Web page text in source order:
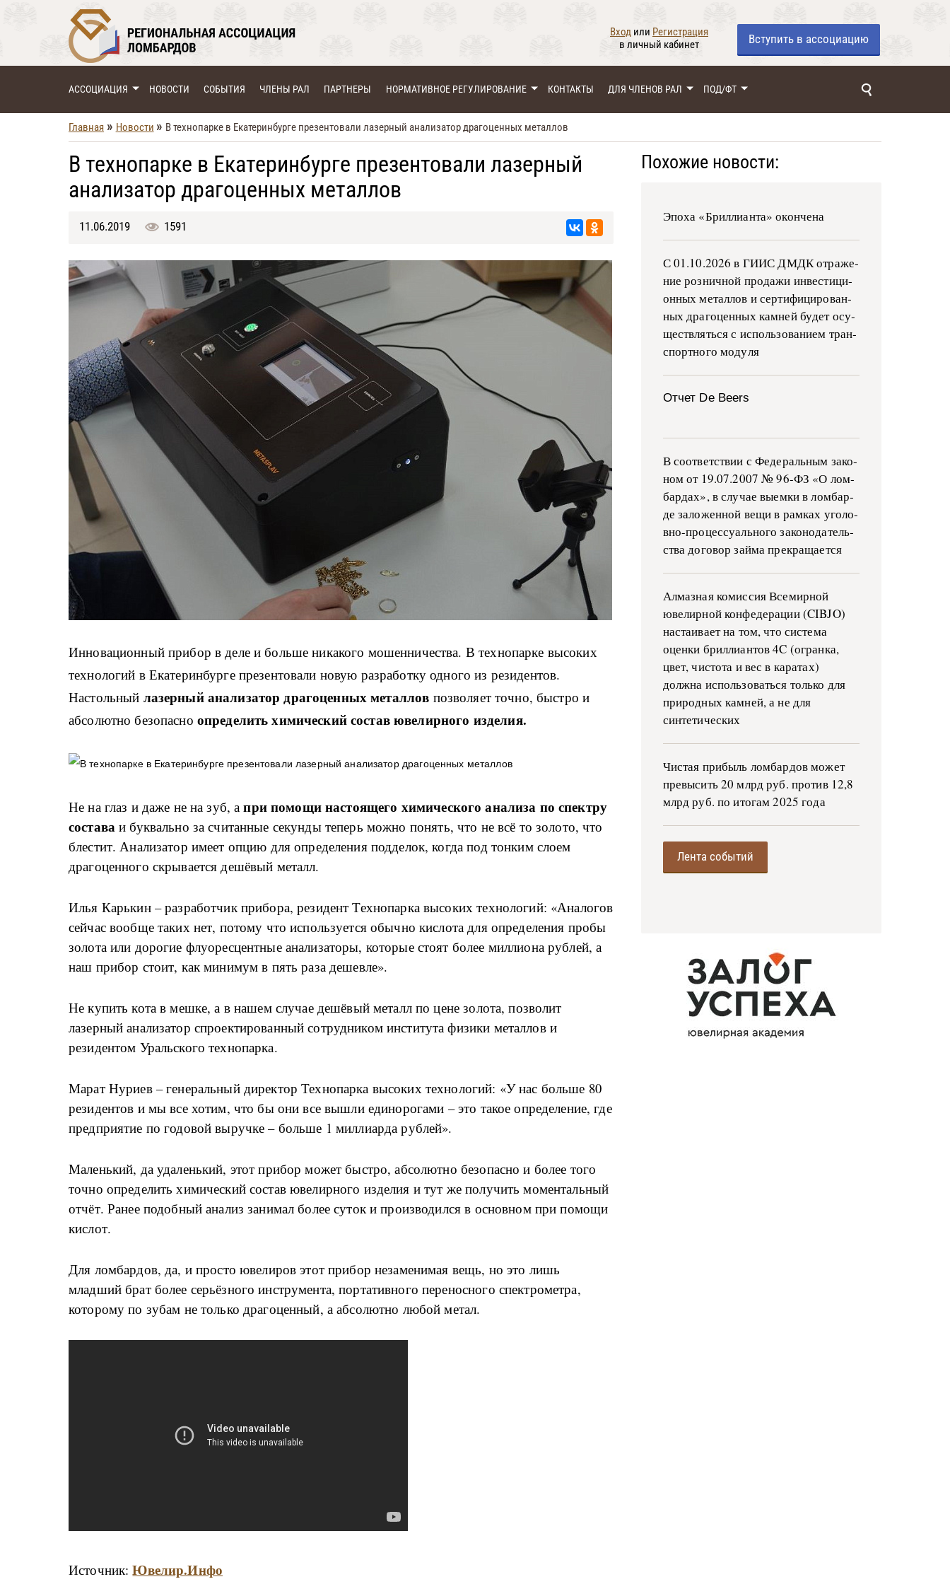
Вход или Регистрация
в личный кабинет
Вступить в ассоциацию
АССОЦИАЦИЯ НОВОСТИ СОБЫТИЯ ЧЛЕНЫ РАЛ ПАРТНЕРЫ НОРМАТИВНОЕ РЕГУЛИРОВАНИЕ КОНТАКТЫ ДЛЯ ЧЛЕНОВ РАЛ ПОД/ФТ
Главная » Новости » В технопарке в Екатеринбурге презентовали лазерный анализатор драгоценных металлов
В технопарке в Екатеринбурге презентовали лазерный
анализатор драгоценных металлов
11.06.2019 1591
Инновационный прибор в деле и больше никакого мошенничества. В технопарке высоких
технологий в Екатеринбурге презентовали новую разработку одного из резидентов.
Настольный лазерный анализатор драгоценных металлов позволяет точно, быстро и
абсолютно безопасно определить химический состав ювелирного изделия.
Не на глаз и даже не на зуб, апри помощи настоящего химического анализа по спектру
состава и буквально за считанные секунды теперь можно понять, что не всё то золото, что
блестит. Анализатор имеет опцию для определения подделок, когда под тонким слоем
драгоценного скрывается дешёвый металл.
Илья Карькин – разработчик прибора, резидент Технопарка высоких технологий: «Аналогов
сейчас вообще таких нет, потому что используется обычно кислота для определения пробы
золота или дорогие флуоресцентные анализаторы, которые стоят более миллиона рублей, а
наш прибор стоит, как минимум в пять раза дешевле».
Не купить кота в мешке, а в нашем случае дешёвый металл по цене золота, позволит
лазерный анализатор спроектированный сотрудником института физики металлов и
резидентом Уральского технопарка.
Марат Нуриев – генеральный директор Технопарка высоких технологий: «У нас больше 80
резидентов и мы все хотим, что бы они все вышли единорогами – это такое определение, где
предприятие по годовой выручке – больше 1 миллиарда рублей».
Маленький, да удаленький, этот прибор может быстро, абсолютно безопасно и более того
точно определить химический состав ювелирного изделия и тут же получить моментальный
отчёт. Ранее подобный анализ занимал более суток и производился в основном при помощи
кислот.
Для ломбардов, да, и просто ювелиров этот прибор незаменимая вещь, но это лишь
младший брат более серьёзного инструмента, портативного переносного спектрометра,
которому по зубам не только драгоценный, а абсолютно любой метал.
Источник:Ювелир.Инфо
Похожие новости:
Эпоха «Бриллианта» окончена
С 01.10.2026 в ГИИС ДМДК от­ра­же­
ние роз­ни­ч­ной про­да­жи ин­ве­сти­ци­
он­ных ме­тал­лов и сер­ти­фи­ци­ро­ван­
ных дра­го­цен­ных ка­м­ней бу­дет осу­
ще­ств­лять­ся с ис­поль­зо­ва­ни­ем тран­
с­пор­т­но­го мо­ду­ля
Отчет De Beers
В со­о­т­вет­ствии с Фе­де­раль­ным за­ко­
ном от 19.07.2007 № 96-ФЗ «О ло­м­
бар­дах», в слу­чае вы­е­м­ки в ло­м­бар­
де за­ло­жен­ной ве­щи в ра­м­ках уго­ло­
в­но-­про­цес­су­аль­но­го за­ко­но­да­тель­
ства до­го­вор зай­ма пре­кра­ща­ет­ся
Алмазная комиссия Всемирной
ювелирной конфедерации (CIBJO)
настаивает на том, что система
оценки бриллиантов 4C (огранка,
цвет, чистота и вес в каратах)
должна использоваться только для
природных камней, а не для
синтетических
Чистая прибыль ломбардов может
превысить 20 млрд руб. против 12,8
млрд руб. по итогам 2025 года
Лента событий